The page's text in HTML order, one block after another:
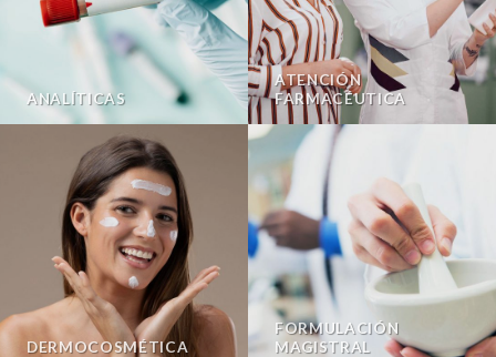
ANALÍTICAS
ATENCIÓN
FARMACÉUTICA
DERMOCOSMÉTICA
FORMULACIÓN
MAGISTRAL